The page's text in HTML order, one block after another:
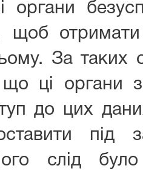
органи
щоб
За таких
ці органи
до цих
під
слід